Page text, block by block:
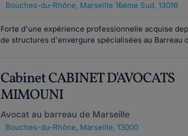
Bouches-du-Rhône, Marseille 16ème Sud, 13016
Forte d'une expérience professionnelle acquise
de structures d'envergure spécialisées au Barreau
Cabinet CABINET D'AVOCATS
MIMOUNI
Avocat au barreau de Marseille
Bouches-du-Rhône, Marseille, 13000